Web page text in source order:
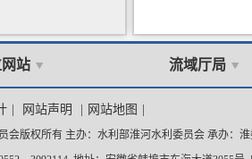
站 流域厅局
网站声明 网站地图
会版权所有 主办：水利部淮河水利委员会 承办：